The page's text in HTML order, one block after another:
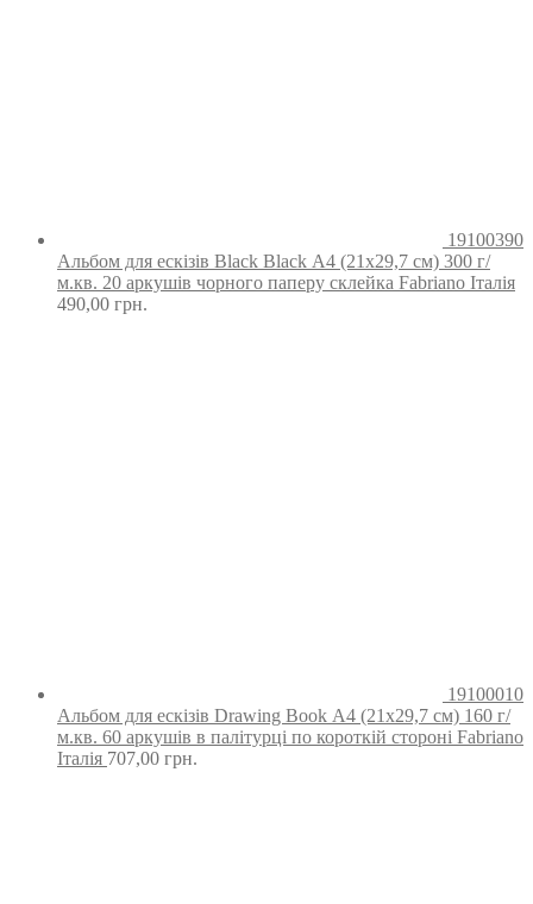
19100390
Альбом для ескізів Black Black А4 (21х29,7 см) 300 г/
м.кв. 20 аркушів чорного паперу склейка Fabriano Італія
490,00 грн.
19100010
Альбом для ескізів Drawing Book А4 (21х29,7 см) 160 г/
м.кв. 60 аркушів в палітурці по короткій стороні Fabriano
Італія 707,00 грн.